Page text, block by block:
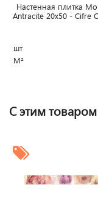
Настенная плитка
Antracite 20x50 - Cifre
шт
М²
С этим